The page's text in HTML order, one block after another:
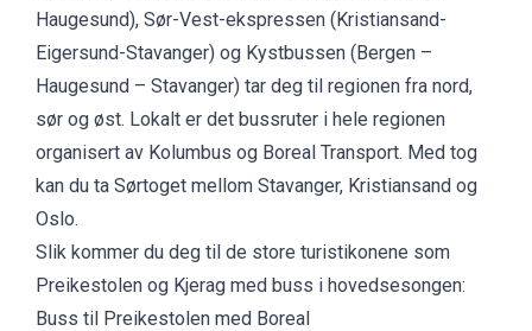
Haugesund), Sør-Vest-ekspressen (Kristiansand-
Eigersund-Stavanger) og Kystbussen (Bergen –
Haugesund – Stavanger) tar deg til regionen fra nord,
sør og øst. Lokalt er det bussruter i hele regionen
organisert av Kolumbus og Boreal Transport. Med tog
kan du ta Sørtoget mellom Stavanger, Kristiansand og
Oslo.
Slik kommer du deg til de store turistikonene som
Preikestolen og Kjerag med buss i hovedsesongen:
Buss til Preikestolen med Boreal